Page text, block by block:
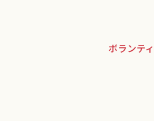
ボランテ